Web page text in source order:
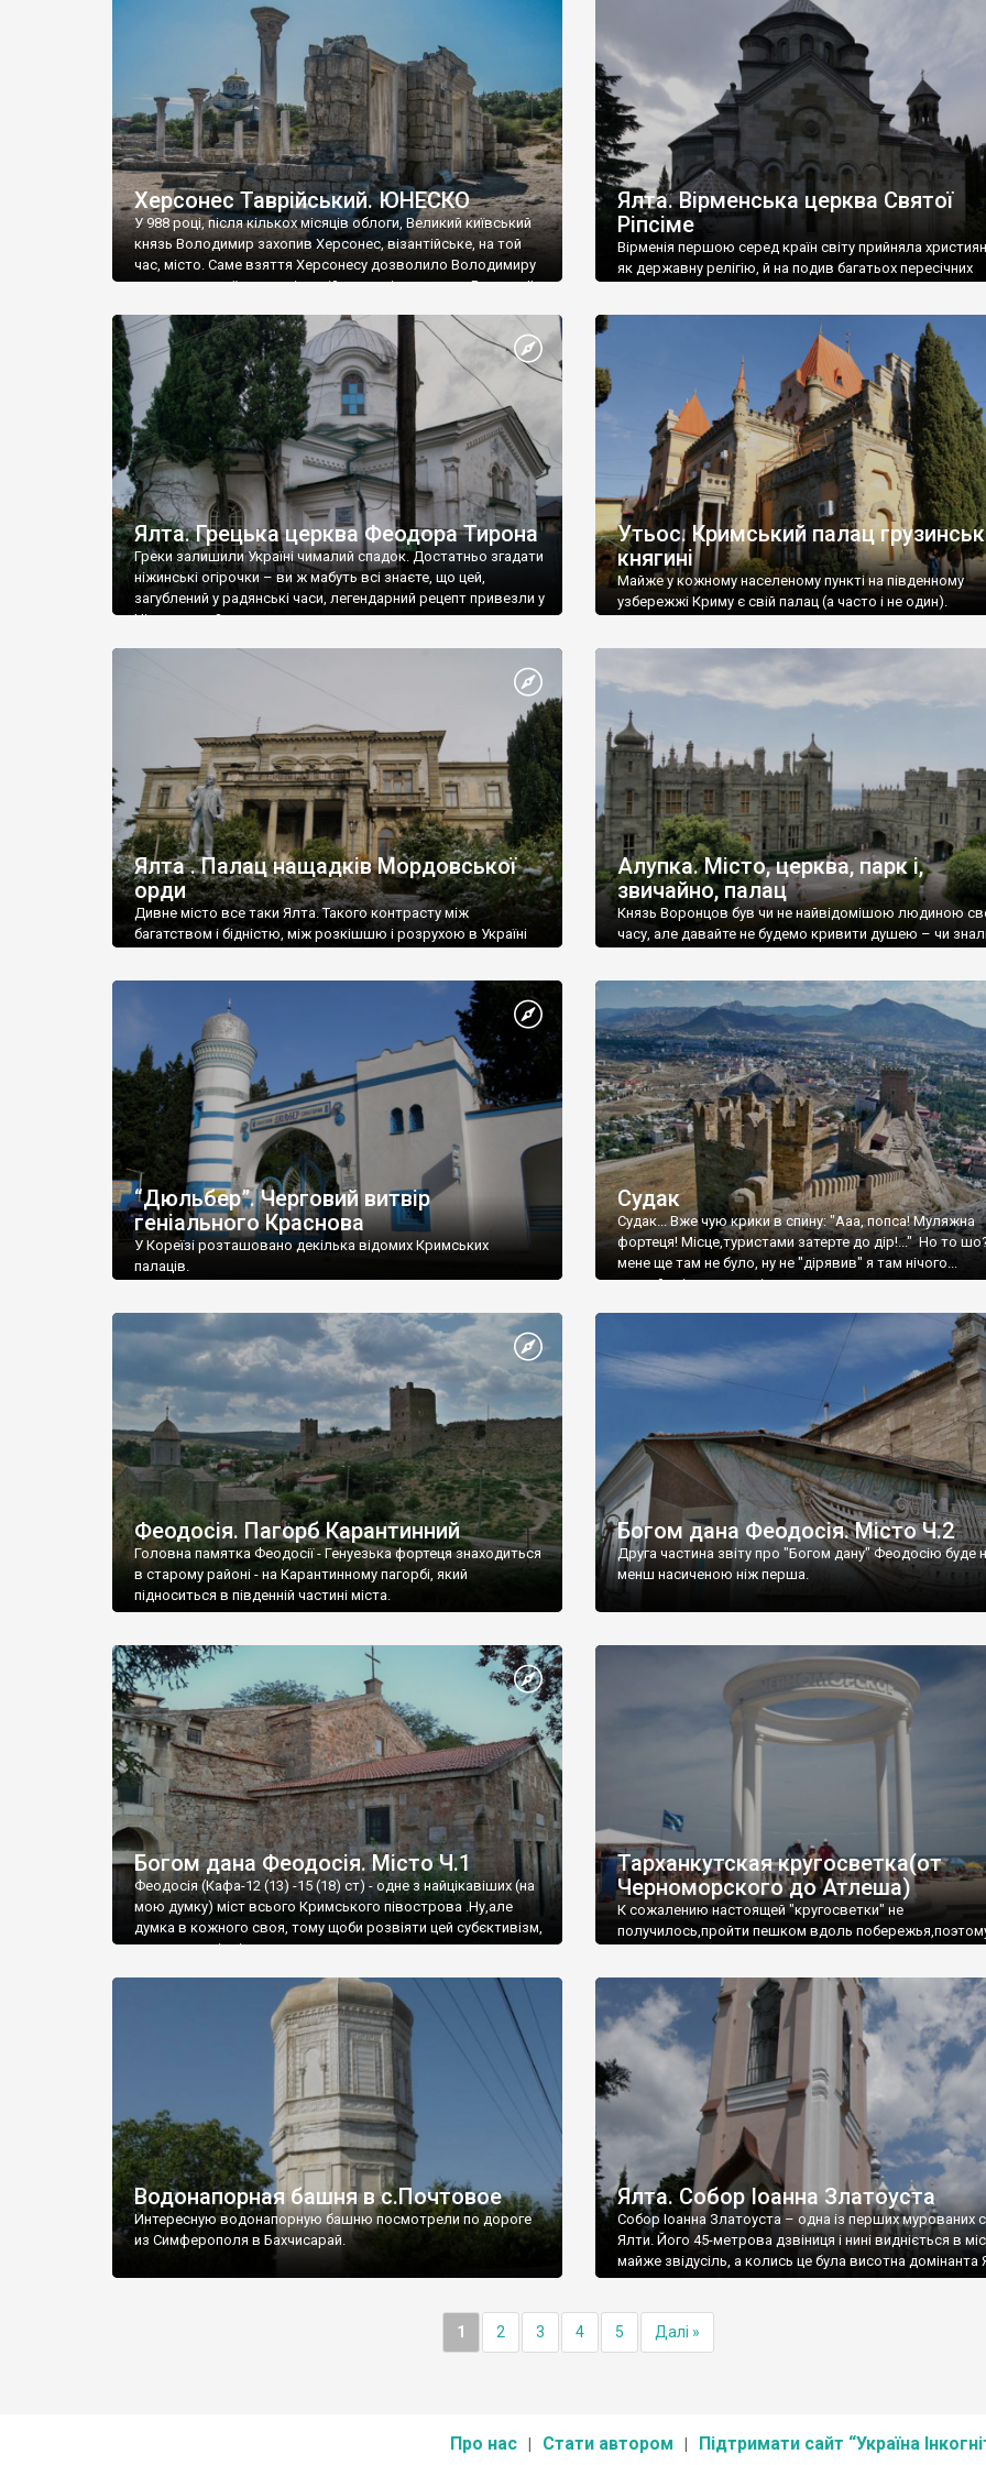
візантійської доби. Раритети викрадені з фондів об’єкту
культурної спадщини ЮНЕСКО «Херсонеса Таврійського».
Офіційно – на виставку «Золото Візантії», але експерти та
влада в Україні вважають це лише […]
називаються «повстяками» (postaki)…” “Вино. Крим
виробляє відмінне вино і його вдосталь: воно все
легке біле і дуже […]
Херсонес Таврійський. ЮНЕСКО
У 988 році, після кількох місяців облоги, Великий київський
князь Володимир захопив Херсонес, візантійське, на той
час, місто. Саме взяття Херсонесу дозволило Володимиру
диктувати свої умови візантійському імператору Василю ІІ,
Херсонесі Володимир-язичник, став Василем-
християнином. А потім було Хрещення Русі. На честь
Херсонесу Таврійського названо місто […]
Ялта. Вірменська церква Святої
Ріпсіме
Вірменія першою серед країн світу прийняла
як державну релігію, й на подив багатьох пересічних
Ялта. Грецька церква Феодора Тирона
Греки залишили Україні чималий спадок. Достатньо згадати
ніжинські огірочки – ви ж мабуть всі знаєте, що цей,
загублений у радянські часи, легендарний рецепт привезли у
Ніжин греки?
Утьос. Кримський палац
княгині
Майже у кожному населеному пункті на південному
узбережжі Криму є свій палац (а часто і не один).
Ялта . Палац нащадків Мордовської
орди
Дивне місто все таки Ялта. Такого контрасту між
багатством і бідністю, між розкішшю і розрухою в Україні
Алупка. Місто, церква, парк і,
звичайно, палац
Князь Воронцов був чи не найвідомішою людиною
часу, але давайте не будемо кривити душею – чи
“Дюльбер”. Черговий витвір
геніального Краснова
У Кореїзі розташовано декілька відомих Кримських
палаців.
Судак
Судак... Вже чую крики в спину: "Ааа, попса! Муляжна
фортеця! Місце,туристами затерте до дір!..." Но то
мене ще там не було, ну не "дірявив" я там нічого...
принаймні до цього літа.
Феодосія. Пагорб Карантинний
Головна памятка Феодосії - Генуезька фортеця знаходиться
в старому районі - на Карантинному пагорбі, який
підноситься в південній частині міста.
Богом дана Феодосія. Місто Ч.2
Друга частина звіту про "Богом дану" Феодосію буде
менш насиченою ніж перша.
Богом дана Феодосія. Місто Ч.1
Феодосія (Кафа-12 (13) -15 (18) ст) - одне з найцікавіших (на
мою думку) міст всього Кримського півострова .Ну,але
думка в кожного своя, тому щоби розвіяти цей субєктивізм,
запрошую відвідати це
Тарханкутская кругосветка(от
Черноморского до Атлеша)
К сожалению настоящей "кругосветки" не
получилось,пройти пешком вдоль
Водонапорная башня в с.Почтовое
Интересную водонапорную башню посмотрели по дороге
из Симферополя в Бахчисарай.
Ялта. Собор Іоанна Златоуста
Собор Іоанна Златоуста – одна із перших мурованих
Ялти. Його 45-метрова дзвіниця і нині видніється в
майже звідусіль, а колись це була висотна домінанта
1 2 3 4 5 Далі »
Про нас Стати автором Підтримати сайт “Україна